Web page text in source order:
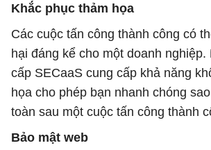
Khắc phục thảm họa
Các cuộc tấn công thành công có
hại đáng kể cho một doanh nghiệp.
cấp SECaaS cung cấp khả năng
họa cho phép bạn nhanh chóng
toàn sau một cuộc tấn công thành
Bảo mật web